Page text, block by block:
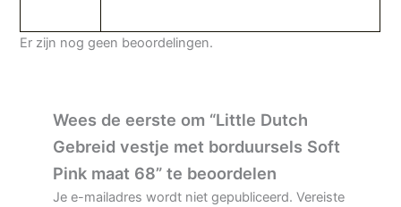
Er zijn nog geen beoordelingen.
Wees de eerste om “Little Dutch
Gebreid vestje met borduursels Soft
Pink maat 68” te beoordelen
Je e-mailadres wordt niet gepubliceerd. Vereiste